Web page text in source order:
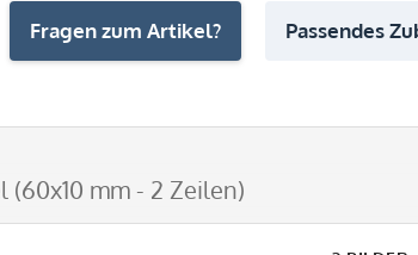
Fragen zum Artikel? Passendes
mm - 2 Zeilen)